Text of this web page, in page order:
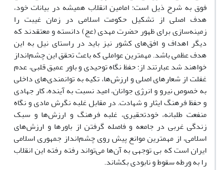
فوق به شرح ذیل است: امامین انقلاب همیشه در بیانات خود،
هدف اصلی از تشکیل حکومت اسلامی در زمان غیبت را
زمینه‌سازی برای ظهور حضرت مهدی (عج) دانسته و معتقدند که
دیگر اهداف و افق‌های کشور نیز باید در راستای نیل به این
هدف عظمی باشد. مهمترین عواملی که باعث تحقق این چشم‌انداز
خواهند شد عبارتند از: حفظ نگاه توحیدی و باور عمیق قلبی، عدم
غفلت از شعارهای اصلی و ارزش‌ها، تکیه به توانمندی‌های داخلی
به خصوص نیرو و انرژی جوانان، امید نسبت به آینده، کار جهادی
و حفظ فرهنگ ایثار و شهادت. در مقابل غلبه نگرش مادی و نگاه
منفعت طلبانه، خودتحقیری، غلبه فرهنگ و ارزش‌ها و سبک
زندگی غربی در جامعه و فاصله گرفتن از باورها و ارزش‌های
اسلامی، از مهمترین موانع پیش روی چشم‌انداز جمهوری اسلامی
ایران است که بی توجهی به آن‌ها می‌تواند رفته رفته این انقلاب
را به ورطه سقوط و نابودی بکشاند.